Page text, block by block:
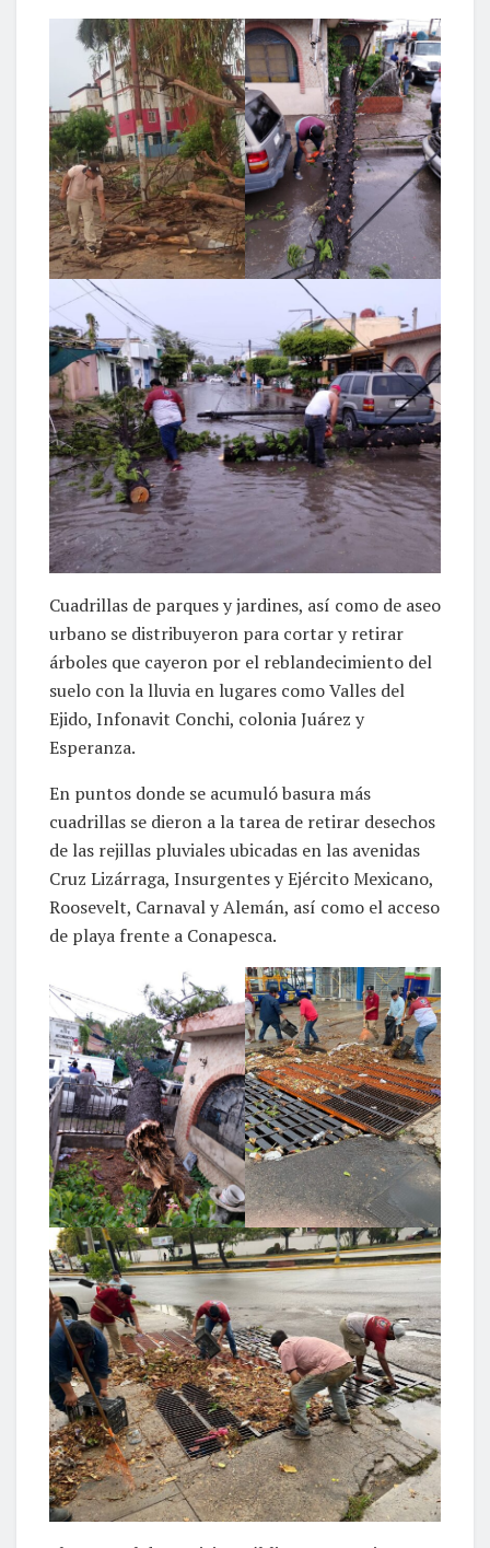
Cuadrillas de parques y jardines, así como de aseo
urbano se distribuyeron para cortar y retirar
árboles que cayeron por el reblandecimiento del
suelo con la lluvia en lugares como Valles del
Ejido, Infonavit Conchi, colonia Juárez y
Esperanza.
En puntos donde se acumuló basura más
cuadrillas se dieron a la tarea de retirar desechos
de las rejillas pluviales ubicadas en las avenidas
Cruz Lizárraga, Insurgentes y Ejército Mexicano,
Roosevelt, Carnaval y Alemán, así como el acceso
de playa frente a Conapesca.